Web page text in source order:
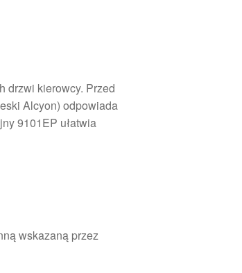
drzwi kierowcy. Przed
Alcyon) odpowiada
9101EP ułatwia
wskazaną przez